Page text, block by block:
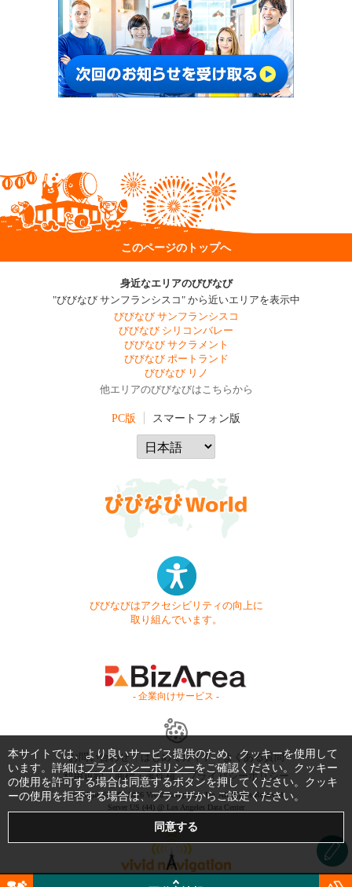
このページのトップへ
身近なエリアのびびなび
"びびなび サンフランシスコ" から近いエリアを表示中
びびなび サンフランシスコ
びびなび シリコンバレー
びびなび サクラメント
びびなび ポートランド
びびなび リノ
他エリアのびびなびはこちらから
PC版 スマートフォン版
びびなびはアクセシビリティの向上に
取り組んでいます。
- 企業向けサービス -
お問い合わせ はじめてガイド
よくある質問
利用規約
商標・著作権 プライバシーポリシー
Copyright © 1999-2026 Vivid Navigation, Inc. All Rights Reserved.
Server US (44) @ Los Angeles Data Center
本サイトでは、より良いサービス提供のため、クッキーを使用して
います。詳細はプライバシーポリシーをご確認ください。クッキー
の使用を許可する場合は同意するボタンを押してください。クッキ
ーの使用を拒否する場合は、ブラウザからご設定ください。